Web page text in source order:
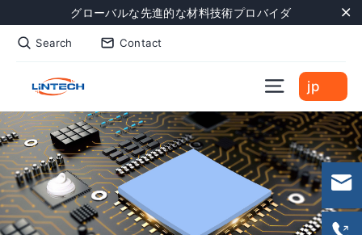
to
content
グローバルな先進的な材料技術プロバイダ
Search Contact
Site
jp